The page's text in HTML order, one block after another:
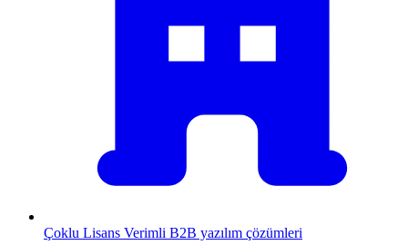
Çoklu Lisans Verimli B2B yazılım çözümleri